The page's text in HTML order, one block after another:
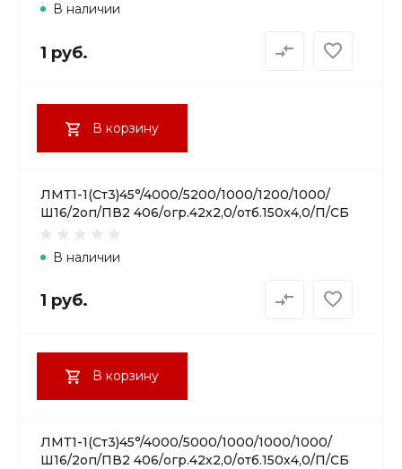
В наличии
1 руб.
В корзину
ЛМТ1-1(Ст3)45°/4000/5200/1000/1200/1000/
Ш16/2оп/ПВ2 406/огр.42х2,0/отб.150х4,0/П/СБ
В наличии
1 руб.
В корзину
ЛМТ1-1(Ст3)45°/4000/5000/1000/1000/1000/
Ш16/2оп/ПВ2 406/огр.42х2,0/отб.150х4,0/П/СБ